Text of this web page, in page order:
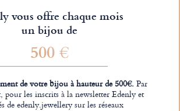
vous offre chaque mois
un bijou de
500 €
de votre bijou à hauteur de 500€.Par
pour les inscrits à la newsletter Edenly et
de edenly.jewellery sur les réseaux